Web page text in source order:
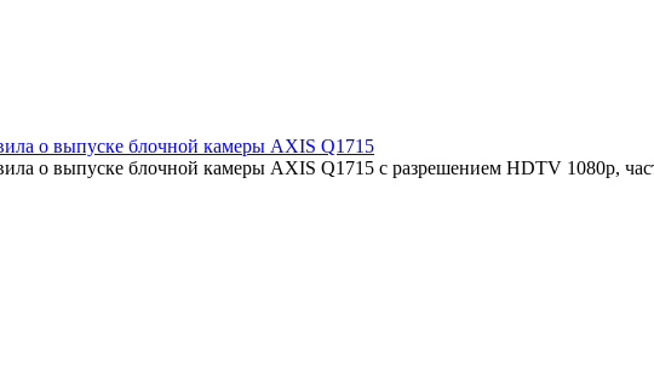
о выпуске блочной камеры AXIS Q1715
о выпуске блочной камеры AXIS Q1715 с разрешением HDTV 1080p,